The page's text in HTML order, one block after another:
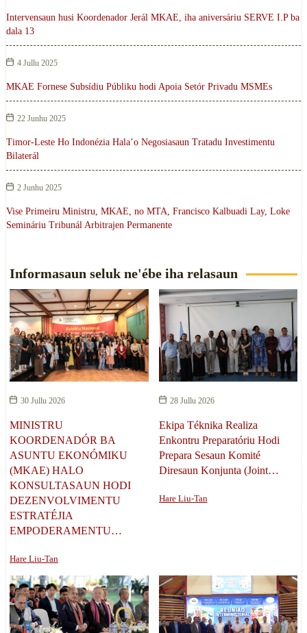
Intervensaun husi Koordenador Jerál MKAE, iha aniversáriu SERVE I.P ba
dala 13
4 Jullu 2025
MKAE Fornese Subsídiu Públiku hodi Apoia Setór Privadu MSMEs
22 Junhu 2025
Timor-Leste Ho Indonézia Hala’o Negosiasaun Tratadu Investimentu
Bilaterál
2 Junhu 2025
Vise Primeiru Ministru, MKAE, no MTA, Francisco Kalbuadi Lay, Loke
Semináriu Tribunál Arbitrajen Permanente
Informasaun seluk ne'ébe iha relasaun
30 Jullu 2026
MINISTRU
KOORDENADÓR BA
ASUNTU EKONÓMIKU
(MKAE) HALO
KONSULTASAUN HODI
DEZENVOLVIMENTU
ESTRATÉJIA
EMPODERAMENTU…
Hare Liu-Tan
28 Jullu 2026
Ekipa Téknika Realiza
Enkontru Preparatóriu Hodi
Prepara Sesaun Komité
Diresaun Konjunta (Joint…
Hare Liu-Tan